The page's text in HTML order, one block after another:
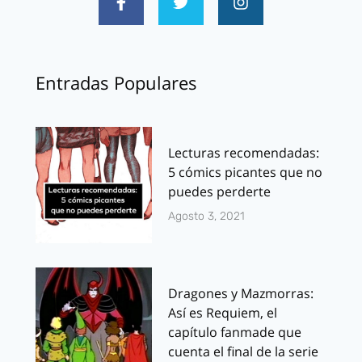
Entradas Populares
Lecturas recomendadas:
5 cómics picantes que no
puedes perderte
Agosto 3, 2021
Dragones y Mazmorras:
Así es Requiem, el
capítulo fanmade que
cuenta el final de la serie